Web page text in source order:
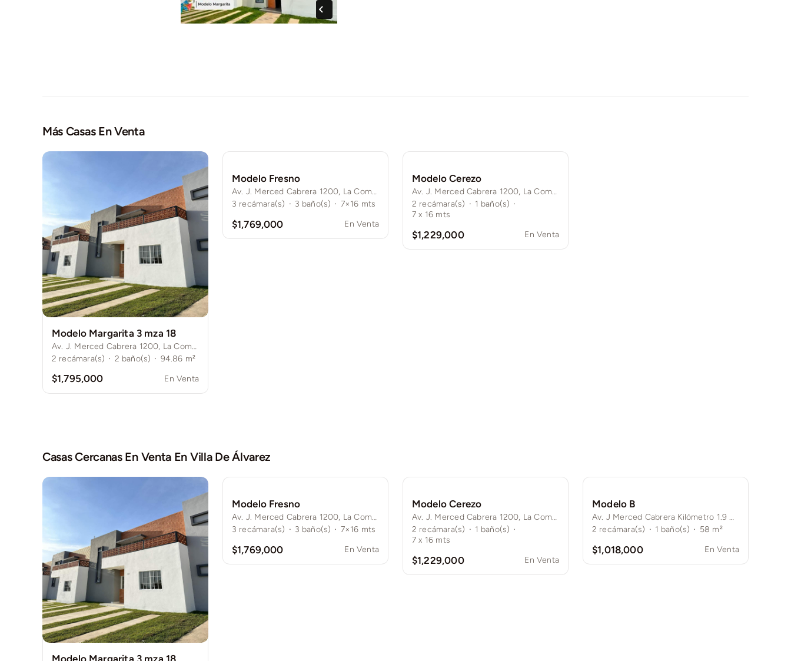
Más Casas En Venta
Modelo Margarita 3 mza 18
Av. J. Merced Cabrera 1200, La Comarca, 28989 Cdad. de Villa de Álvarez, Col.
2 recámara(s) · 2 baño(s) · 94.86 m²
$1,795,000 En Venta
Modelo Fresno
Av. J. Merced Cabrera 1200, La Comarca, 28989 Cdad. de Villa de Álvarez, Col.
3 recámara(s) · 3 baño(s) · 7×16 mts
$1,769,000 En Venta
Modelo Cerezo
Av. J. Merced Cabrera 1200, La Comarca, 28989 Cdad. de Villa de Álvarez, Col.
2 recámara(s) · 1 baño(s) ·
7 x 16 mts
$1,229,000 En Venta
Casas Cercanas En Venta En Villa De Álvarez
Modelo Margarita 3 mza 18
Modelo Fresno
Av. J. Merced Cabrera 1200, La Comarca, 28989 Cdad. de Villa de Álvarez, Col.
3 recámara(s) · 3 baño(s) · 7×16 mts
$1,769,000 En Venta
Modelo Cerezo
Av. J. Merced Cabrera 1200, La Comarca, 28989 Cdad. de Villa de Álvarez, Col.
2 recámara(s) · 1 baño(s) ·
7 x 16 mts
$1,229,000 En Venta
Modelo B
Av. J Merced Cabrera Kilómetro 1.9 Villa de Álvarez Colima
2 recámara(s) · 1 baño(s) · 58 m²
$1,018,000 En Venta